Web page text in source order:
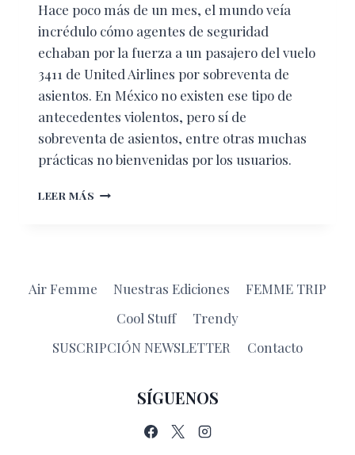
Hace poco más de un mes, el mundo veía
incrédulo cómo agentes de seguridad
echaban por la fuerza a un pasajero del vuelo
3411 de United Airlines por sobreventa de
asientos. En México no existen ese tipo de
antecedentes violentos, pero sí de
sobreventa de asientos, entre otras muchas
prácticas no bienvenidas por los usuarios.
LEER MÁS LOS
Air Femme Nuestras Ediciones
FEMME TRIP
Cool Stuff
Trendy
SUSCRIPCIÓN NEWSLETTER
Contacto
SÍGUENOS